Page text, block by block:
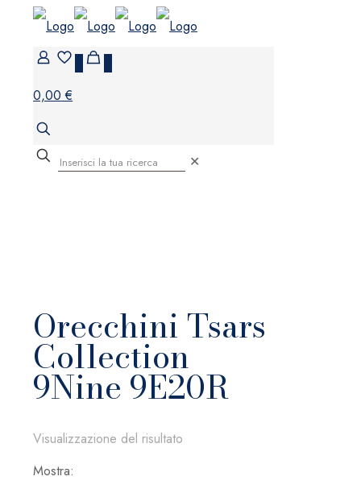
0,00 €
✕
Orecchini Tsars
Collection
9Nine 9E20R
Visualizzazione del risultato
Mostra: